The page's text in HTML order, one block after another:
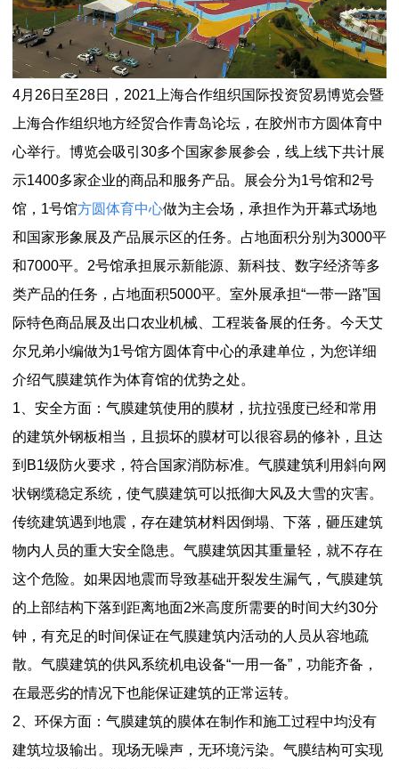
4月26日至28日，2021上海合作组织国际投资贸易博览会暨
上海合作组织地方经贸合作青岛论坛，在胶州市方圆体育中
心举行。博览会吸引30多个国家参展参会，线上线下共计展
示1400多家企业的商品和服务产品。展会分为1号馆和2号
馆，1号馆方圆体育中心做为主会场，承担作为开幕式场地
和国家形象展及产品展示区的任务。占地面积分别为3000平
和7000平。2号馆承担展示新能源、新科技、数字经济等多
类产品的任务，占地面积5000平。室外展承担“一带一路”国
际特色商品展及出口农业机械、工程装备展的任务。今天艾
尔兄弟小编做为1号馆方圆体育中心的承建单位，为您详细
介绍气膜建筑作为体育馆的优势之处。
1、安全方面：气膜建筑使用的膜材，抗拉强度已经和常用
的建筑外钢板相当，且损坏的膜材可以很容易的修补，且达
到B1级防火要求，符合国家消防标准。气膜建筑利用斜向网
状钢缆稳定系统，使气膜建筑可以抵御大风及大雪的灾害。
传统建筑遇到地震，存在建筑材料因倒塌、下落，砸压建筑
物内人员的重大安全隐患。气膜建筑因其重量轻，就不存在
这个危险。如果因地震而导致基础开裂发生漏气，气膜建筑
的上部结构下落到距离地面2米高度所需要的时间大约30分
钟，有充足的时间保证在气膜建筑内活动的人员从容地疏
散。气膜建筑的供风系统机电设备“一用一备”，功能齐备，
在最恶劣的情况下也能保证建筑的正常运转。
2、环保方面：气膜建筑的膜体在制作和施工过程中均没有
建筑垃圾输出。现场无噪声，无环境污染。气膜结构可实现